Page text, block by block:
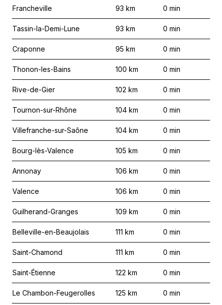
Francheville 93 km 0 min
Tassin-la-Demi-Lune 93 km 0 min
Craponne 95 km 0 min
Thonon-les-Bains 100 km 0 min
Rive-de-Gier 102 km 0 min
Tournon-sur-Rhône 104 km 0 min
Villefranche-sur-Saône 104 km 0 min
Bourg-lès-Valence 105 km 0 min
Annonay 106 km 0 min
Valence 106 km 0 min
Guilherand-Granges 109 km 0 min
Belleville-en-Beaujolais 111 km 0 min
Saint-Chamond 111 km 0 min
Saint-Étienne 122 km 0 min
Le Chambon-Feugerolles 125 km 0 min